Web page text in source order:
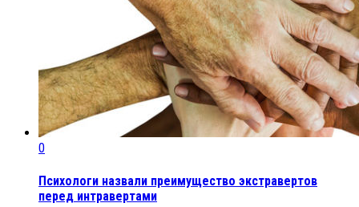
0
Психологи назвали преимущество экстравертов
перед интравертами